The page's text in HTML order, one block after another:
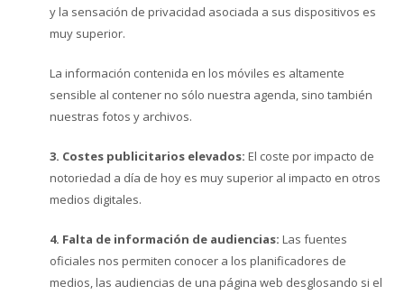
y la sensación de privacidad asociada a sus dispositivos es
muy superior.
La información contenida en los móviles es altamente
sensible al contener no sólo nuestra agenda, sino también
nuestras fotos y archivos.
3. Costes publicitarios elevados: El coste por impacto de
notoriedad a día de hoy es muy superior al impacto en otros
medios digitales.
4. Falta de información de audiencias: Las fuentes
oficiales nos permiten conocer a los planificadores de
medios, las audiencias de una página web desglosando si el